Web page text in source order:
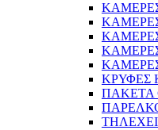
ΚΡΥΦΕΣ
ΠΑΚΕΤΑ